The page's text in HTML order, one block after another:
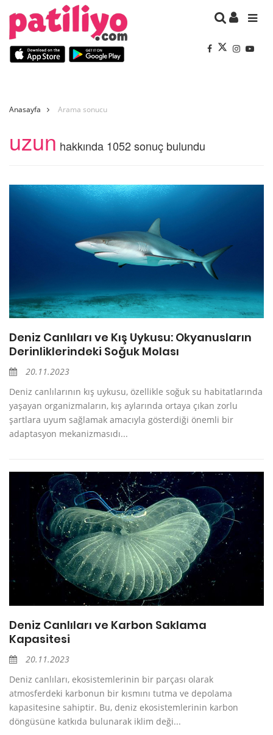
Anasayfa Arama sonucu
uzun hakkında 1052 sonuç bulundu
Deniz Canlıları ve Kış Uykusu: Okyanusların
Derinliklerindeki Soğuk Molası
20.11.2023
Deniz canlılarının kış uykusu, özellikle soğuk su habitatlarında
yaşayan organizmaların, kış aylarında ortaya çıkan zorlu
şartlara uyum sağlamak amacıyla gösterdiği önemli bir
adaptasyon mekanizmasıdı...
Deniz Canlıları ve Karbon Saklama
Kapasitesi
20.11.2023
Deniz canlıları, ekosistemlerinin bir parçası olarak
atmosferdeki karbonun bir kısmını tutma ve depolama
kapasitesine sahiptir. Bu, deniz ekosistemlerinin karbon
döngüsüne katkıda bulunarak iklim deği...